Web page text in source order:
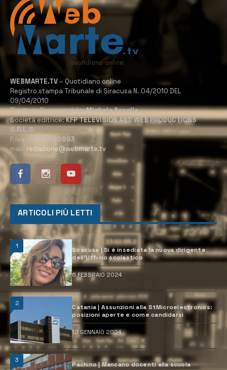
WEBMARTE.TV – Quotidiano online
Registro stampa Tribunale di Siracusa N. 04/2010 DEL
09/04/2010
Direttore Responsabile:Michele Accolla
Società editrice:KFP TELEVISION AND WEB PRODUCTIONS
S.R.L.S.
P.Iva: 02184950893
mail: redazione@webmarte.tv
ARTICOLI PIÙ LETTI
1
Siracusa | Si è insediata la nuova dirigente
dell’Ufficio scolastico
6 FEBBRAIO 2024
2
Catania | Assunzioni alla StMicroelectronics:
posizioni aperte e come candidarsi
12 GENNAIO 2024
3
Pachino | Mancano docenti alla scuola